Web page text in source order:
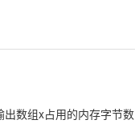
数组x占用的内存字节数